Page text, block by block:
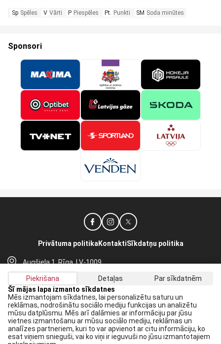
Sp Spēles V Vārti P Piespēles Pt. Punkti SM Soda minūtes
Sponsori
Augšiela 1, Rīga, LV-1009
lhf@lhf.lv
+371 67565614
Privātuma politika KontaktiSīkdatņu politika
Saņem jaunākās ziņas savā E-pastā:
Pieteikties
Piekrītu savaidatu apstrādei
Piekrišana Detaļas
Par sīkdatnēm
Šī mājas lapa izmanto sīkdatnes
Mēs izmantojam sīkdatnes, lai personalizētu saturu un
reklāmas, nodrošinātu sociālo mediju funkcijas un analizētu
mūsu datplūsmu. Mēs arī dalāmies ar informāciju par jūsu
vietnes izmantošanu ar mūsu sociālo mediju, reklāmas un
analīzes partneriem, kuri to var apvienot ar citu informāciju, ko
esat viņiem snieguši, vai ko viņi ir ieguvuši no jūsu izmantotajiem